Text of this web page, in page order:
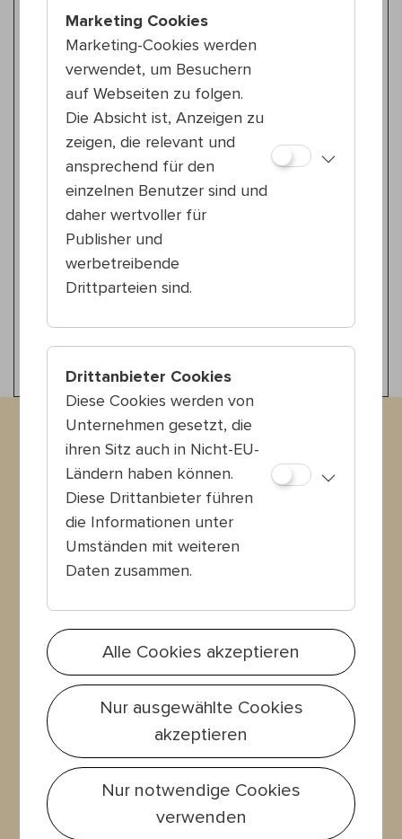
13., Haus Föhrenhof
vorstadtkollektiv
Die Donau mocht heit' blau
Klassik
15:00 — 16:00
6., Haus Mariahilf
Ingrid Jahn & Ensemble
Best of Broadway und Filmmusik
Wienerlied
15:00 — 16:00
Florian Stanek & Birgit Zach
Auf einen Kaffee mit Leopoldi & Co
Melden Sie sich jetzt zu
unserem Newsletter an!
Marketing Cookies
Marketing-Cookies werden
verwendet, um Besuchern
auf Webseiten zu folgen.
Die Absicht ist, Anzeigen zu
zeigen, die relevant und
ansprechend für den
einzelnen Benutzer sind und
daher wertvoller für
Publisher und
werbetreibende
Drittparteien sind.
Drittanbieter Cookies
Diese Cookies werden von
Unternehmen gesetzt, die
ihren Sitz auch in Nicht-EU-
Ländern haben können.
Diese Drittanbieter führen
die Informationen unter
Umständen mit weiteren
Daten zusammen.
Alle Cookies akzeptieren
Nur ausgewählte Cookies
akzeptieren
Nur notwendige Cookies
verwenden